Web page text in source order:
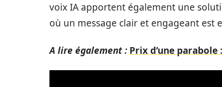
voix IA apportent également une
où un message clair et engageant est
A lire également : Prix d’une